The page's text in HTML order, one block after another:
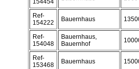
154454
Ref-
154222
Bauernhaus
Ref-
154048
Bauernhaus,
Bauernhof
Ref-
153468
Bauernhaus